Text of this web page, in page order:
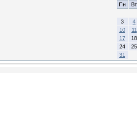
Пн Вт
3
4
10
11
17
18
24
25
31